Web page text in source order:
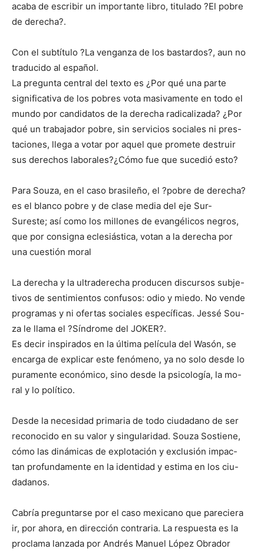
acaba de escribir un importante libro, titulado ?El pobre
de derecha?.
Con el subtítulo ?La venganza de los bastardos?, aun no
traducido al español.
La pregunta central del texto es ¿Por qué una parte
significativa de los pobres vota masivamente en todo el
mundo por candidatos de la derecha radicalizada? ¿Por
qué un trabajador pobre, sin servicios sociales ni pres-
taciones, llega a votar por aquel que promete destruir
sus derechos laborales?¿Cómo fue que sucedió esto?
Para Souza, en el caso brasileño, el ?pobre de derecha?
es el blanco pobre y de clase media del eje Sur-
Sureste; así como los millones de evangélicos negros,
que por consigna eclesiástica, votan a la derecha por
una cuestión moral
La derecha y la ultraderecha producen discursos subje-
tivos de sentimientos confusos: odio y miedo. No vende
programas y ni ofertas sociales específicas. Jessé Sou-
za le llama el ?Síndrome del JOKER?.
Es decir inspirados en la última película del Wasón, se
encarga de explicar este fenómeno, ya no solo desde lo
puramente económico, sino desde la psicología, la mo-
ral y lo político.
Desde la necesidad primaria de todo ciudadano de ser
reconocido en su valor y singularidad. Souza Sostiene,
cómo las dinámicas de explotación y exclusión impac-
tan profundamente en la identidad y estima en los ciu-
dadanos.
Cabría preguntarse por el caso mexicano que pareciera
ir, por ahora, en dirección contraria. La respuesta es la
proclama lanzada por Andrés Manuel López Obrador